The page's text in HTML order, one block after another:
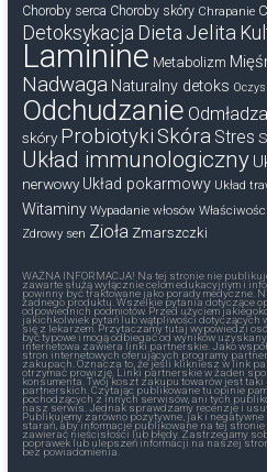
Choroby serca Choroby skóry Chrapanie
Detoksykacja Dieta Jelita
Laminine Metabolizm
Nadwaga Naturalny detoks
Odchudzanie
skóry Probiotyki Skóra Stres
Układ immunologiczny
nerwowy Układ pokarmowy Układ
Witaminy Wypadanie włosów
Zdrowy sen Zioła Zmarszczki
WAŻNA INFORMACJA! Na tej stronie nie
zawarte służą wyłącznie celom edukacyjnym i
powinny być traktowane jako porady medyczne.
żadnego produktu. Wszelkie pytania dotyczące
odpowiednich podmiotów. Przed użyciem
jakichkolwiek pytań lub wątpliwości dotyczących
się z lekarzem. Przytaczamy tutaj wypowiedzi
być typowe i mogą odbiegać od wyników
internetowa zawiera linki partnerskie. Jako
stron internetowych oferujących programy
zakupach. Oznacza to, że jeśli klikniesz w link
otrzymać prowizję. Linki partnerskie w żaden
konsumenta. Twój koszt zakupu towarów jest
partnerskich. Czytając publikowane tu opinie
pochodzących z innych serwisów, ani tych
nasz serwis. Jednak sprawdzamy recenzje i
Publikujemy zarówno pozytywne, jak i
starań, aby informacje publikowane na tej stronie
zawierać nieścisłości lub błędy. Zastrzegamy
poprawek lub ulepszeń informacji na naszej
bez powiadomienia.